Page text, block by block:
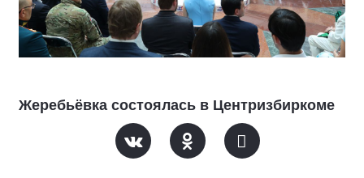
Жеребьёвка состоялась в Центризбиркоме